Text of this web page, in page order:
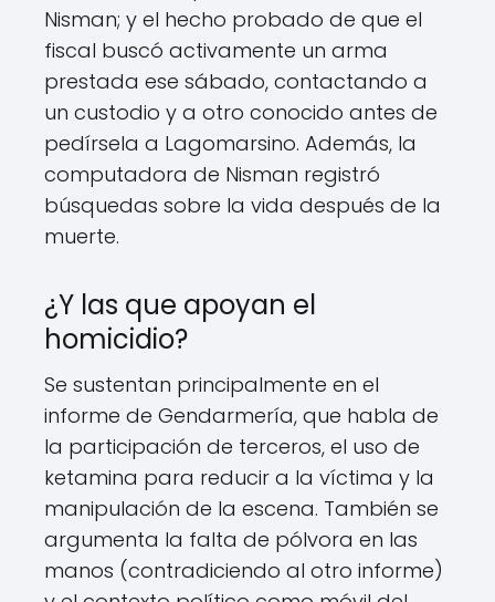
Nisman; y el hecho probado de que el
fiscal buscó activamente un arma
prestada ese sábado, contactando a
un custodio y a otro conocido antes de
pedírsela a Lagomarsino. Además, la
computadora de Nisman registró
búsquedas sobre la vida después de la
muerte.
¿Y las que apoyan el
homicidio?
Se sustentan principalmente en el
informe de Gendarmería, que habla de
la participación de terceros, el uso de
ketamina para reducir a la víctima y la
manipulación de la escena. También se
argumenta la falta de pólvora en las
manos (contradiciendo al otro informe)